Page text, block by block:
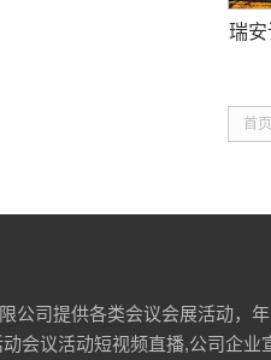
瑞
首页
公司提供各类会议会展活动，
会议活动短视频直播,公司企